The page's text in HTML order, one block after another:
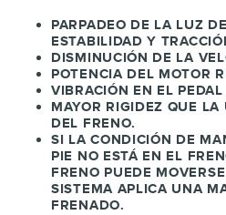
PARPADEO DE LA LUZ
ESTABILIDAD Y
DISMINUCIÓN DE LA
POTENCIA DEL MOTOR
VIBRACIÓN EN EL
MAYOR RIGIDEZ QUE
DEL FRENO.
SI LA CONDICIÓN DE
PIE NO ESTÁ EN EL
FRENO PUEDE
SISTEMA APLICA UNA
FRENADO.